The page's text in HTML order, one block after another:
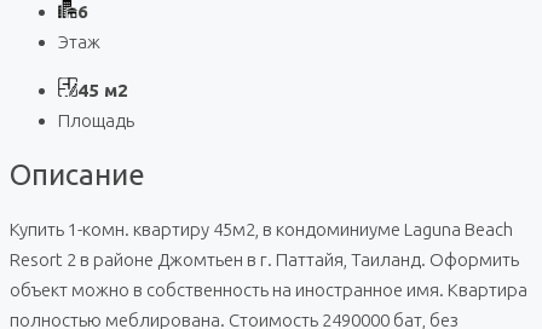
6
Этаж
45 м2
Площадь
Описание
Купить 1-комн. квартиру 45м2, в кондоминиуме Laguna Beach
Resort 2 в районе Джомтьен в г. Паттайя, Таиланд. Оформить
объект можно в собственность на иностранное имя. Квартира
полностью меблирована. Стоимость 2490000 бат, без